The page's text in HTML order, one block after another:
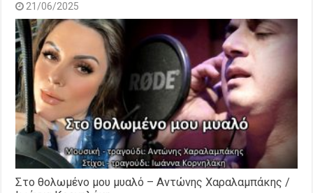
21/06/2025
Στο θολωμένο μου μυαλό – Αντώνης Χαραλαμπάκης /